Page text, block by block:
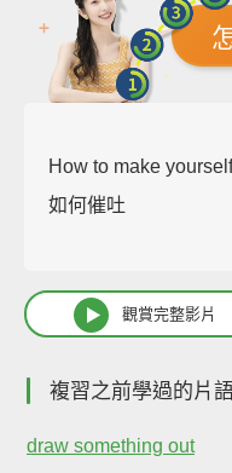
How to make
如何催吐
觀賞完整影片
複習之前學過的片
draw something out